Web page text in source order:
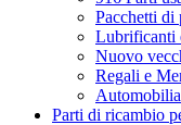
Pacchetti di
Lubrificanti
Nuovo
Regali e
Automobilia
Parti di ricambio